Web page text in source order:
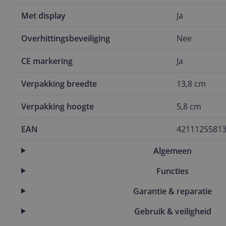
Met display Ja
Overhittingsbeveiliging Nee
CE markering Ja
Verpakking breedte 13,8 cm
Verpakking hoogte 5,8 cm
EAN
Algemeen
Functies
Garantie & reparatie
Gebruik & veiligheid